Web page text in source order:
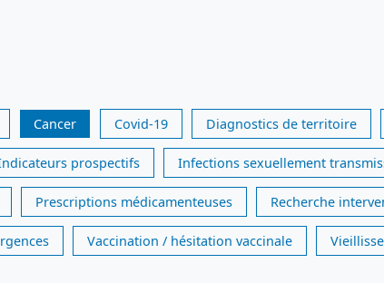
Cancer Covid-19 Diagnostics de territoire
prospectifs Infections sexuellement
Prescriptions médicamenteuses Recherche
Vaccination / hésitation vaccinale